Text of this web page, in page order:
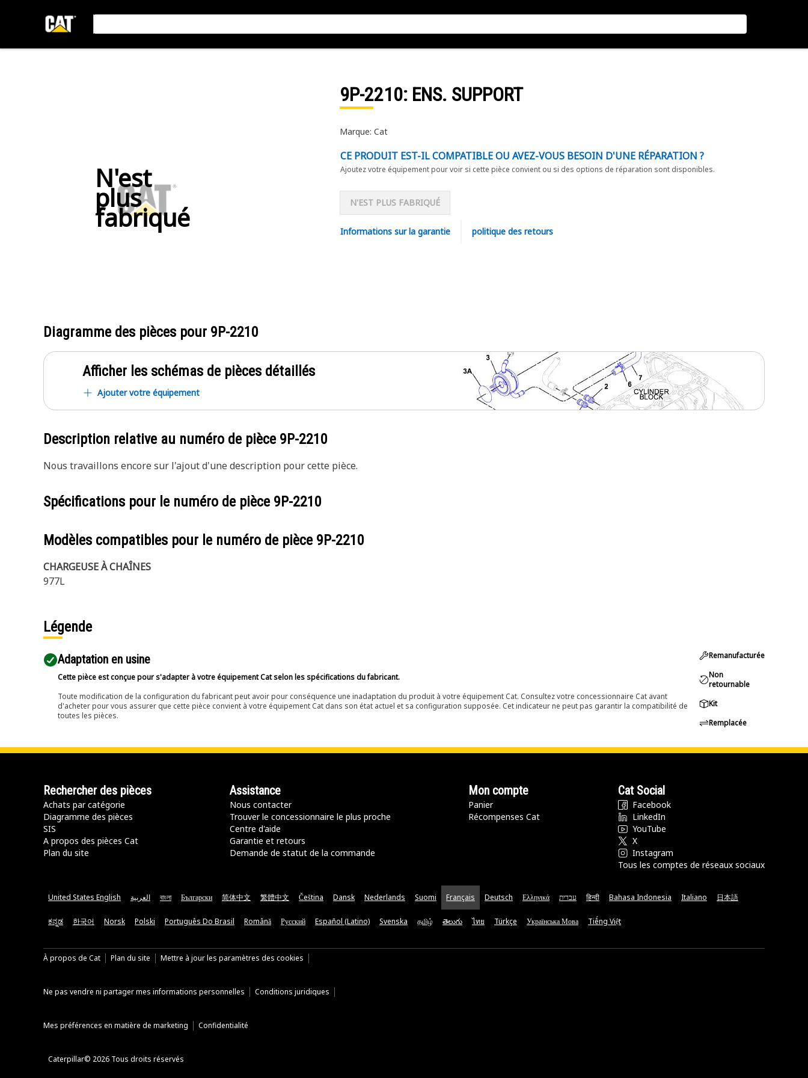
N'est
plus
fabriqué
9P-2210: ENS. SUPPORT
Marque: Cat
CE PRODUIT EST-IL COMPATIBLE OU AVEZ-VOUS BESOIN D'UNE RÉPARATION ?
Ajoutez votre équipement pour voir si cette pièce convient ou si des options de réparation sont disponibles.
N'EST PLUS FABRIQUÉ
Informations sur la garantie politique des retours
Diagramme des pièces pour 9P-2210
Afficher les schémas de pièces détaillés
Ajouter votre équipement
Description relative au numéro de pièce 9P-2210
Nous travaillons encore sur l'ajout d'une description pour cette pièce.
Spécifications pour le numéro de pièce 9P-2210
Modèles compatibles pour le numéro de pièce 9P-2210
CHARGEUSE À CHAÎNES
977L
Légende
Adaptation en usine
Cette pièce est conçue pour s'adapter à votre équipement Cat selon les spécifications du fabricant.
Toute modification de la configuration du fabricant peut avoir pour conséquence une inadaptation du produit à votre équipement Cat. Consultez votre concessionnaire Cat avant
d'acheter pour vous assurer que cette pièce convient à votre équipement Cat dans son état actuel et sa configuration supposée. Cet indicateur ne peut pas garantir la compatibilité de
toutes les pièces.
Remanufacturée
Non
retournable
Kit
Remplacée
Rechercher des pièces
Achats par catégorie
Diagramme des pièces
SIS
A propos des pièces Cat
Plan du site
Assistance
Nous contacter
Trouver le concessionnaire le plus proche
Centre d'aide
Garantie et retours
Demande de statut de la commande
Mon compte
Panier
Récompenses Cat
Cat Social
Facebook
LinkedIn
YouTube
X
Instagram
Tous les comptes de réseaux sociaux
United States English العربية বাংলা Български 简体中文 繁體中文 Čeština Dansk Nederlands Suomi Français Deutsch Ελληνικά עברית हिन्दी Bahasa Indonesia Italiano 日本語
ಕನ್ನಡ 한국어 Norsk Polski Português Do Brasil Română Русский Español (Latino) Svenska தமிழ் తెలుగు ไทย Türkçe Українська Мова Tiếng Việt
À propos de Cat Plan du site Mettre à jour les paramètres des cookies
Ne pas vendre ni partager mes informations personnelles Conditions juridiques
Mes préférences en matière de marketing Confidentialité
Caterpillar© 2026 Tous droits réservés